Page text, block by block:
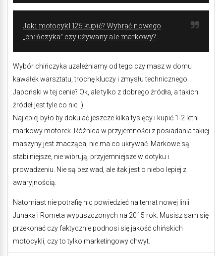
Jaki motocykl 125 kupić? Wybrać nowego
„chińczyka” czy używany ale markowy?
Wybór chińczyka uzależniamy od tego czy masz w domu
kawałek warsztatu, trochę kluczy i zmysłu technicznego.
Japoński w tej cenie? Ok, ale tylko z dobrego źródła, a takich
źródeł jest tyle co nic :).
Najlepiej było by dokulać jeszcze kilka tysięcy i kupić 1-2 letni
markowy motorek. Różnica w przyjemności z posiadania takiej
maszyny jest znacząca, nie ma co ukrywać. Markowe są
stabilniejsze, nie wibrują, przyjemniejsze w dotyku i
prowadzeniu. Nie są bez wad, ale itak jest o niebo lepiej z
awaryjnością.
Natomiast nie potrafię nic powiedzieć na temat nowej linii
Junaka i Rometa wypuszczonych na 2015 rok. Musisz sam się
przekonać czy faktycznie podnosi się jakość chińskich
motocykli, czy to tylko marketingowy chwyt.